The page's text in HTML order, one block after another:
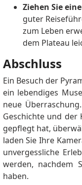
Ziehen Sie
guter
zum Leben
dem Plateau
Abschluss
Ein Besuch der
ein lebendiges
neue
Geschichte und der
gepflegt hat,
laden Sie Ihre
unvergessliche
werden, nachdem
haben.